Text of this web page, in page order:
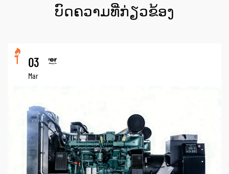
ບົດຄວາມທີ່ກ່ຽວຂ້ອງ
03
Mar